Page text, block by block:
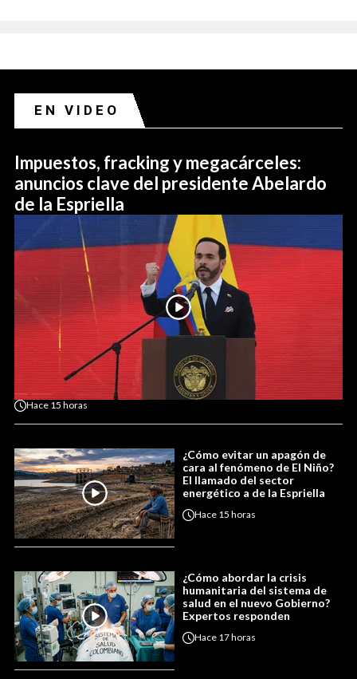
EN VIDEO
Impuestos, fracking y megacárceles:
anuncios clave del presidente Abelardo
de la Espriella
Hace 15 horas
¿Cómo evitar un apagón de
cara al fenómeno de El Niño?
El llamado del sector
energético a de la Espriella
Hace 15 horas
¿Cómo abordar la crisis
humanitaria del sistema de
salud en el nuevo Gobierno?
Expertos responden
Hace 17 horas